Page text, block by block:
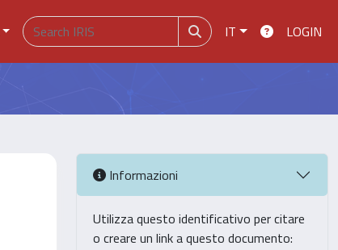
IT LOGIN
Informazioni
Utilizza questo identificativo per citare
o creare un link a questo documento: